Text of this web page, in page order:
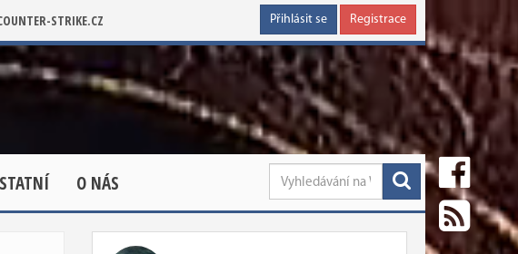
STRIKE.CZ Přihlásit se Registrace
O NÁS